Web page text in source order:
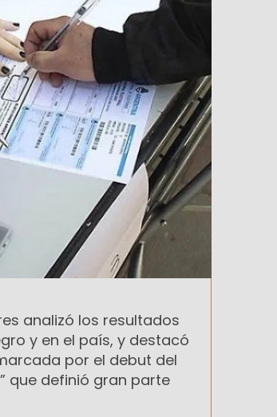
analizó los resultados
y en el país, y destacó
por el debut del
que definió gran parte